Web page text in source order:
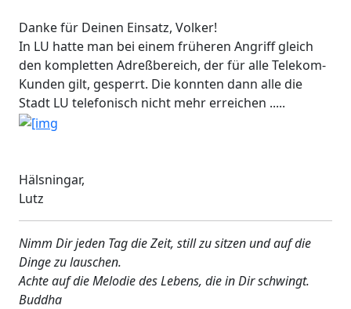
Danke für Deinen Einsatz, Volker!
In LU hatte man bei einem früheren Angriff gleich
den kompletten Adreßbereich, der für alle Telekom-
Kunden gilt, gesperrt. Die konnten dann alle die
Stadt LU telefonisch nicht mehr erreichen .....
Hälsningar,
Lutz
Nimm Dir jeden Tag die Zeit, still zu sitzen und auf die
Dinge zu lauschen.
Achte auf die Melodie des Lebens, die in Dir schwingt.
Buddha